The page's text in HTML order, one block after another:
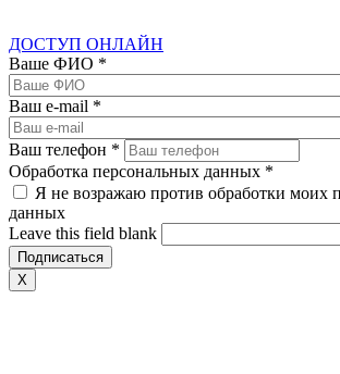
ДОСТУП ОНЛАЙН
Ваше ФИО *
Ваш e-mail *
Ваш телефон *
Обработка персональных данных *
Я не возражаю против обработки моих
данных
Leave this field blank
X